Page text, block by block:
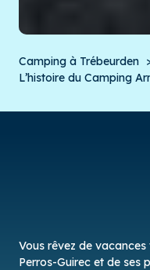
Camping à Trébeurden
L’histoire du Camping
Vous rêvez de
Perros-Guirec et de ses